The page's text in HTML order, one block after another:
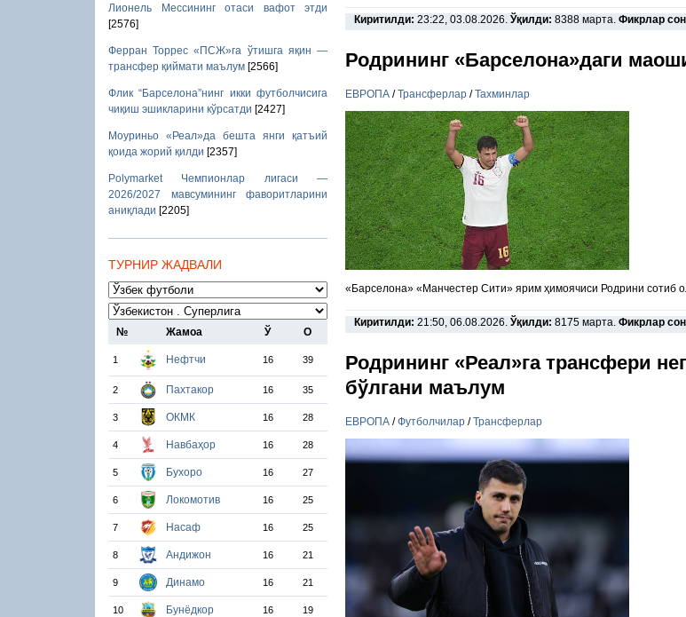
Лионель Мессининг отаси вафот этди
[2576]
Ферран Торрес «ПСЖ»га ўтишга яқин —
трансфер қиймати маълум [2566]
Флик “Барселона”нинг икки футболчисига
чиқиш эшикларини кўрсатди [2427]
Моуриньо «Реал»да бешта янги қатъий
қоида жорий қилди [2357]
Polymarket Чемпионлар лигаси —
2026/2027 мавсумининг фаворитларини
аниқлади [2205]
ТУРНИР ЖАДВАЛИ
№ Жамоа Ў О
1 Нефтчи 16 39
2 Пахтакор 16 35
3 ОКМК 16 28
4 Навбаҳор 16 28
5 Бухоро 16 27
6 Локомотив 16 25
7 Насаф 16 25
8 Андижон 16 21
9 Динамо 16 21
10 Бунёдкор 16 19
Киритилди: 23:22, 03.08.2026. Ўқилди: 8388 марта. Фикрлар
Родрининг «Барселона»даги
ЕВРОПА /Трансферлар /Тахминлар
«Барселона» «Манчестер Сити» ярим ҳимоячиси Родрини сотиб
Киритилди: 21:50, 06.08.2026. Ўқилди: 8175 марта. Фикрлар
Родрининг «Реал»га трансфери
бўлгани маълум
ЕВРОПА /Футболчилар /Трансферлар